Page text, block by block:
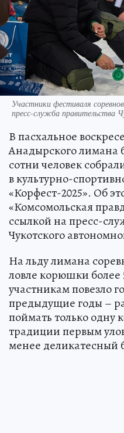
Участники фестиваля
пресс-служба правительства
В пасхальное
Анадырского лимана
сотни человек
в культурно-
«Корфест-2025». Об
«Комсомольская
ссылкой на пресс-
Чукотского
На льду лимана
ловле корюшки более
участникам повезло
предыдущие годы –
поймать только
традиции первым
менее деликатесный